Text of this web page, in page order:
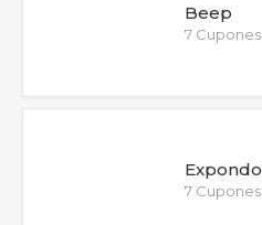
Beep
7 Cupones
Expondo
7 Cupones